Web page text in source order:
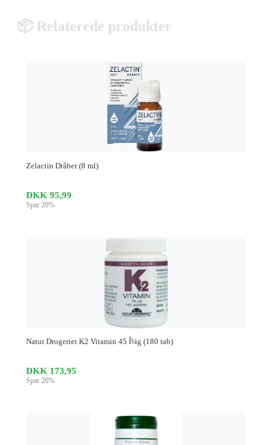
📦 Relaterede produkter
Zelactin Dråber (8 ml)
DKK 95,99
Spar 20%
Natur Drogeriet K2 Vitamin 45 Î¼g (180 tab)
DKK 173,95
Spar 20%